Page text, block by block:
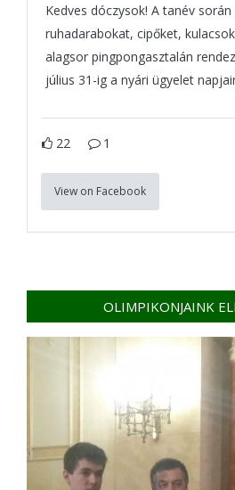
Kedves dóczysok! A tanév
ruhadarabokat, cipőket,
alagsor pingpongasztalán
július 31-ig a nyári ügyelet
22 1
View on Facebook
OLIMPIKONJAINK